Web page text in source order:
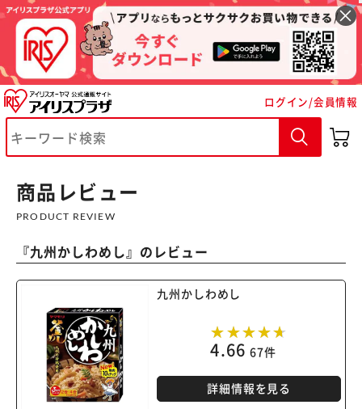
ログイン/会員情報
商品レビュー
PRODUCT REVIEW
『九州かしわめし』のレビュー
九州かしわめし
4.66 67件
詳細情報を見る
※ご確認ください
カートに入れる 購入手続きへ